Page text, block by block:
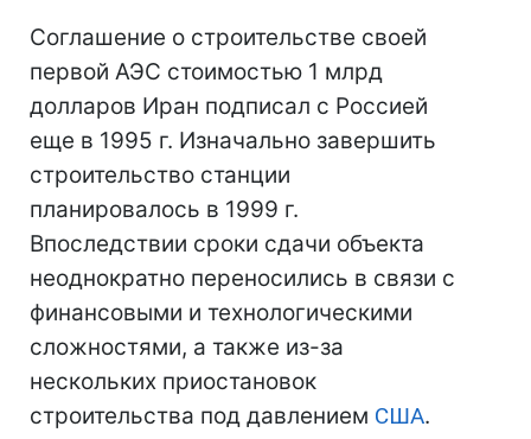
Соглашение о строительстве своей
первой АЭС стоимостью 1 млрд
долларов Иран подписал с Россией
еще в 1995 г. Изначально завершить
строительство станции
планировалось в 1999 г.
Впоследствии сроки сдачи объекта
неоднократно переносились в связи с
финансовыми и технологическими
сложностями, а также из-за
нескольких приостановок
строительства под давлением США.